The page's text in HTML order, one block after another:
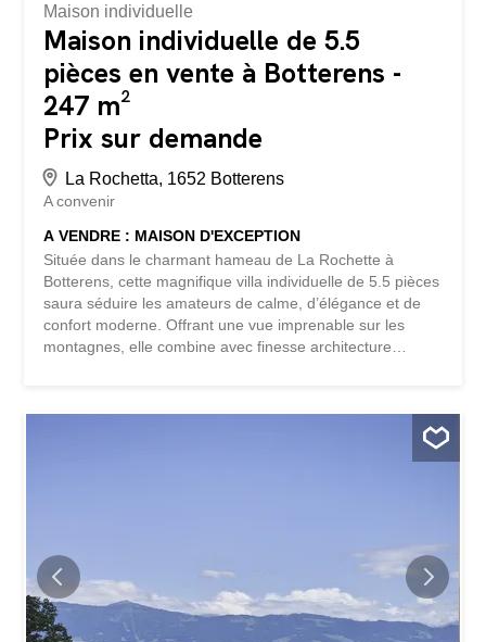
Maison individuelle
Maison individuelle de 5.5
pièces en vente à Botterens -
247 m²
Prix sur demande
La Rochetta, 1652 Botterens
A convenir
A VENDRE : MAISON D'EXCEPTION
Située dans le charmant hameau de La Rochette à
Botterens, cette magnifique villa individuelle de 5.5 pièces
saura séduire les amateurs de calme, d’élégance et de
confort moderne. Offrant une vue imprenable sur les
montagnes, elle combine avec finesse architecture
paisible Lac de la Gruyère. Un emplacement unique,
alliant tranquillité, panorama et accessibilité. Points forts
chauffage au sol, pompe à chaleur air-eau, et
adoucisseur d'eau, garantissant un confort moderne et
une haute efficacité énergétique. Domotique intégrée,
pour un pilotage intelligent de l’éclairage, du...